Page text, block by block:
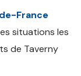
France
situations les
de Taverny